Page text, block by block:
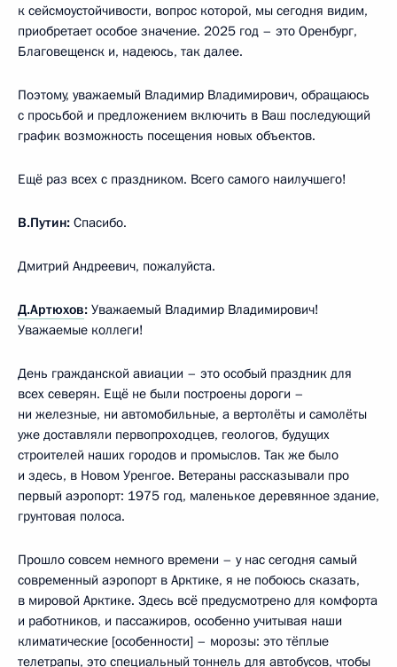
к сейсмоустойчивости, вопрос которой, мы сегодня видим,
приобретает особое значение. 2025 год – это Оренбург,
Благовещенск и, надеюсь, так далее.
Поэтому, уважаемый Владимир Владимирович, обращаюсь
с просьбой и предложением включить в Ваш последующий
график возможность посещения новых объектов.
Ещё раз всех с праздником. Всего самого наилучшего!
В.Путин: Спасибо.
Дмитрий Андреевич, пожалуйста.
Д.Артюхов: Уважаемый Владимир Владимирович!
Уважаемые коллеги!
День гражданской авиации – это особый праздник для
всех северян. Ещё не были построены дороги –
ни железные, ни автомобильные, а вертолёты и самолёты
уже доставляли первопроходцев, геологов, будущих
строителей наших городов и промыслов. Так же было
и здесь, в Новом Уренгое. Ветераны рассказывали про
первый аэропорт: 1975 год, маленькое деревянное здание,
грунтовая полоса.
Прошло совсем немного времени – у нас сегодня самый
современный аэропорт в Арктике, я не побоюсь сказать,
в мировой Арктике. Здесь всё предусмотрено для комфорта
и работников, и пассажиров, особенно учитывая наши
климатические [особенности] – морозы: это тёплые
телетрапы, это специальный тоннель для автобусов, чтобы